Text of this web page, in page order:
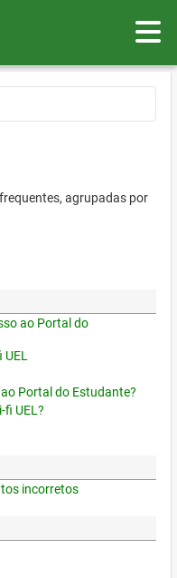
agrupadas por
ao Portal do
Portal do Estudante?
fi UEL?
incorretos